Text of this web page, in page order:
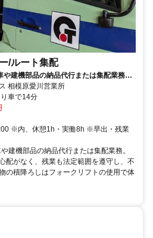
/ルート集配
建機部品の納品代行または集配業務が
相模原愛川営業所
車で14分
※内、休憩1h・実働8h ※早出・残業
建機部品の納品代行または集配業務。
配がなく、残業も法定範囲を遵守し、不
の積降ろしはフォークリフトの使用で体